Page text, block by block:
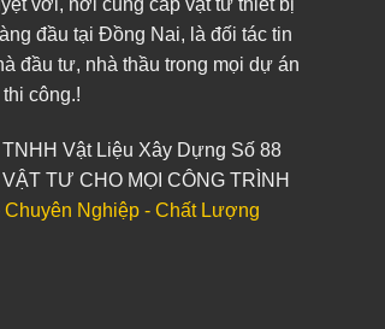
đầu tại Đồng Nai, là đối tác tin
đầu tư, nhà thầu trong mọi dự án
công.!
TNHH Vật Liệu Xây Dựng Số 88
TƯ CHO MỌI CÔNG TRÌNH
Chuyên Nghiệp - Chất Lượng